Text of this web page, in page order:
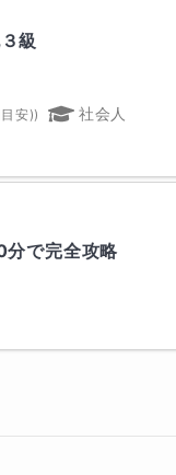
ない
きない
考え方を整理し、
ら、難関大学への
可能です。
す。例題は考え方
身につける
理し、
することを大切に
級
安))
社会人
分で完全攻略